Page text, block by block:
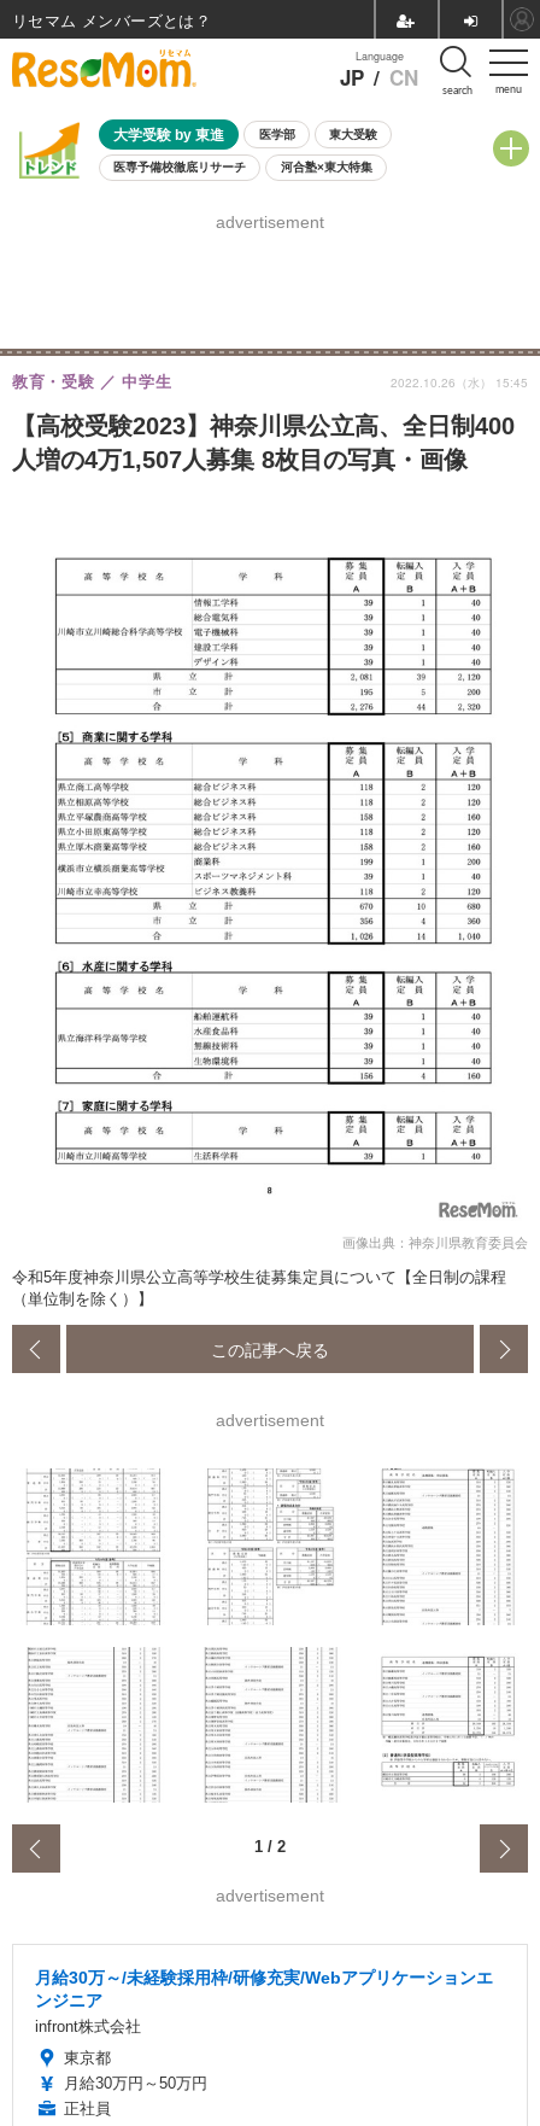
menu
Language
JP / CN search
大学受験 by 東進 医学部 東大受験
医専予備校徹底リサーチ 河合塾×東大特集
8月開催学校説明会・相談会
advertisement
【高校受験2023】神奈川県公立高、全日制400
人増の4万1,507人募集 8枚目の写真・画像
教育・受験 中学生 2022.10.26（水） 15:45
画像出典：神奈川県教育委員会
令和5年度神奈川県公立高等学校生徒募集定員について【全日制の課程
（単位制を除く）】
この記事へ戻る
advertisement
1 / 2
advertisement
月給30万～/未経験採用枠/研修充実/Webアプリケーションエ
ンジニア
infront株式会社
東京都
月給30万円～50万円
正社員
リセマム メンバーズ